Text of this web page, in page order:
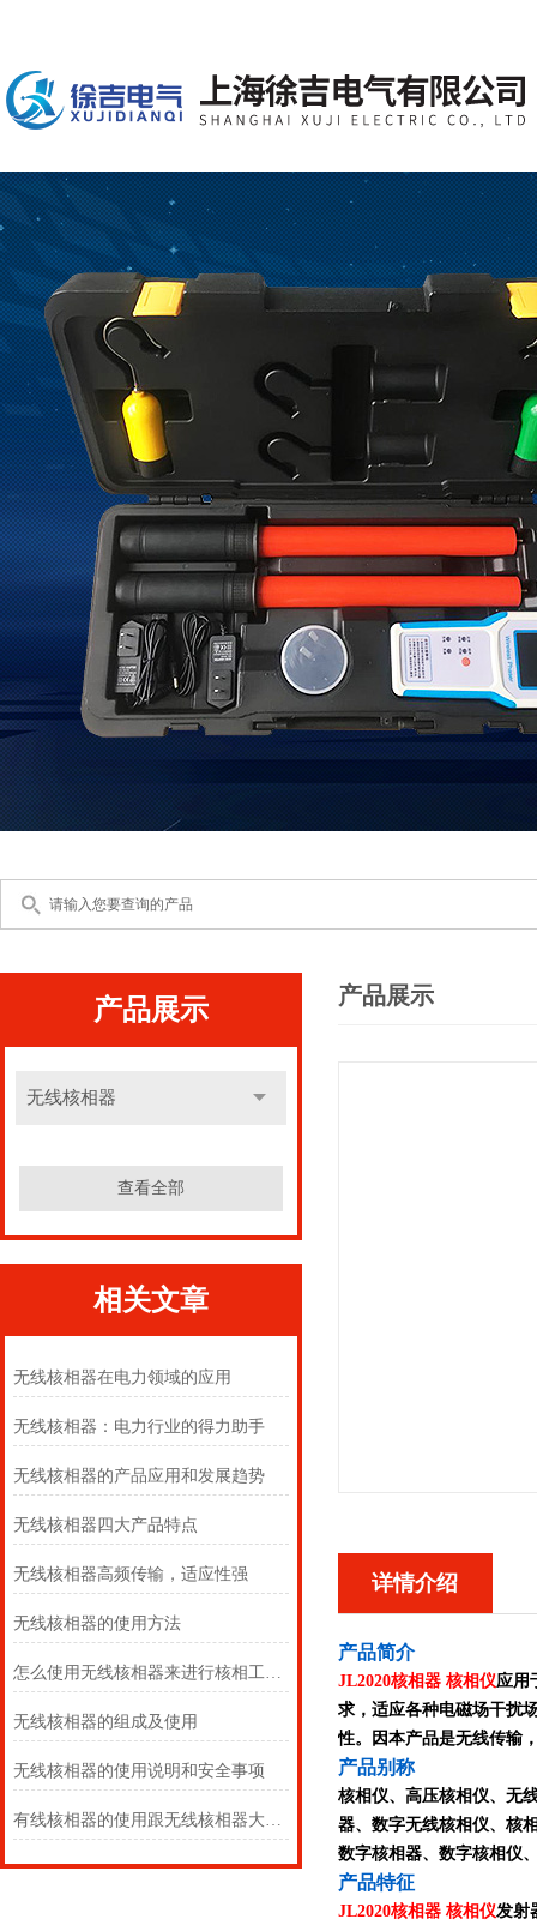
产品展示
无线核相器
查看全部
相关文章
无线核相器在电力领域的应用
无线核相器：电力行业的得力助手
无线核相器的产品应用和发展趋势
无线核相器四大产品特点
无线核相器高频传输，适应性强
无线核相器的使用方法
怎么使用无线核相器来进行核相工作呢？
无线核相器的组成及使用
无线核相器的使用说明和安全事项
有线核相器的使用跟无线核相器大同小异
产品展示
详情介绍
产品简介
JL2020核相器 核相仪应用
求，适应各种电磁场干扰
性。因本产品是无线传输
产品别称
核相仪、高压核相仪、无
器、数字无线核相仪、核
数字核相器、数字核相仪
产品特征
JL2020核相器 核相仪发射